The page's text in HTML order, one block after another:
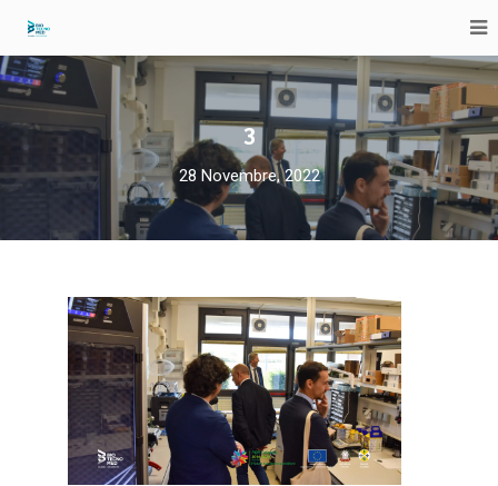
3
28 Novembre, 2022